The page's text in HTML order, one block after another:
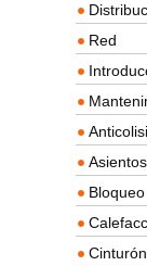
Red
Asientos